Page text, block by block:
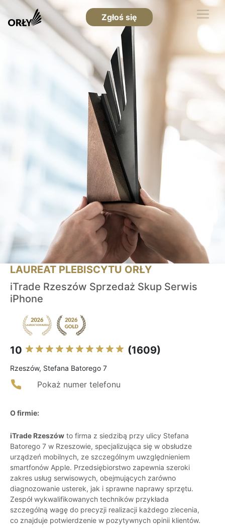
Zgłoś się
LAUREAT PLEBISCYTU ORŁY
iTrade Rzeszów Sprzedaż Skup Serwis
iPhone
10 (1609)
Rzeszów, Stefana Batorego 7
Pokaż numer telefonu
O firmie:
iTrade Rzeszów to firma z siedzibą przy ulicy Stefana
Batorego 7 w Rzeszowie, specjalizująca się w obsłudze
urządzeń mobilnych, ze szczególnym uwzględnieniem
smartfonów Apple. Przedsiębiorstwo zapewnia szeroki
zakres usług serwisowych, obejmujących zarówno
diagnozowanie usterek, jak i sprawne naprawy sprzętu.
Zespół wykwalifikowanych techników przykłada
szczególną wagę do precyzji realizacji każdego zlecenia,
co znajduje potwierdzenie w pozytywnych opinii klientów.